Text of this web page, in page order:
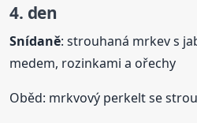
4. den
Snídaně: strouhaná mrkev s
medem, rozinkami a ořechy
Oběd: mrkvový perkelt se